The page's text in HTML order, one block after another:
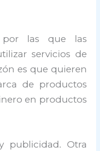
por las que las
servicios de
es que quieren
de productos
en productos
publicidad. Otra